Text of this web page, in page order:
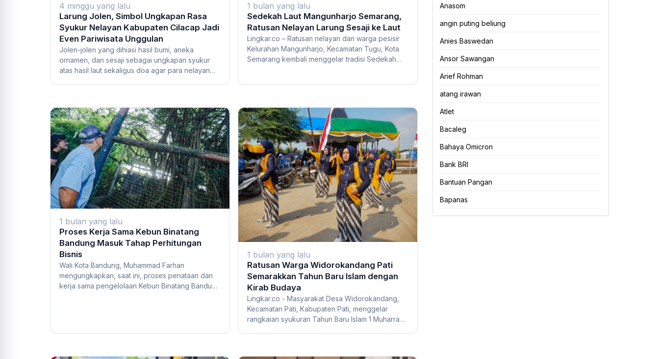
4 minggu yang lalu
Larung Jolen, Simbol Ungkapan Rasa
Syukur Nelayan Kabupaten Cilacap Jadi
Even Pariwisata Unggulan
Jolen-jolen yang dihiasi hasil bumi, aneka
ornamen, dan sesaji sebagai ungkapan syukur
atas hasil laut sekaligus doa agar para nelayan
1 bulan yang lalu
Sedekah Laut Mangunharjo Semarang,
Ratusan Nelayan Larung Sesaji ke Laut
Lingkar.co – Ratusan nelayan dan warga pesisir
Kelurahan Mangunharjo, Kecamatan Tugu, Kota
Semarang kembali menggelar tradisi Sedekah
1 bulan yang lalu
Proses Kerja Sama Kebun Binatang
Bandung Masuk Tahap Perhitungan
Bisnis
Wali Kota Bandung, Muhammad Farhan
mengungkapkan, saat ini, proses penataan dan
kerja sama pengelolaan Kebun Binatang Bandung
1 bulan yang lalu
Ratusan Warga Widorokandang Pati
Semarakkan Tahun Baru Islam dengan
Kirab Budaya
Lingkar.co - Masyarakat Desa Widorokandang,
Kecamatan Pati, Kabupaten Pati, menggelar
rangkaian syukuran Tahun Baru Islam 1 Muharram
Anasom
angin puting beliung
Anies Baswedan
Ansor Sawangan
Arief Rohman
atang irawan
Atlet
Bacaleg
Bahaya Omicron
Bank BRI
Bantuan Pangan
Bapanas